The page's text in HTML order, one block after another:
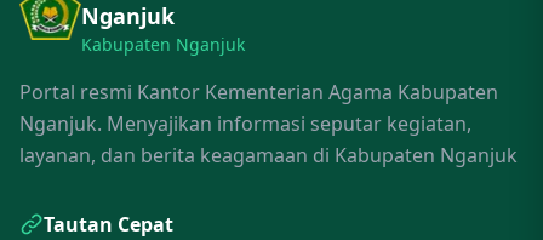
Nganjuk
Kabupaten Nganjuk
Portal resmi Kantor Kementerian Agama Kabupaten
Nganjuk. Menyajikan informasi seputar kegiatan,
layanan, dan berita keagamaan di Kabupaten Nganjuk
Tautan Cepat